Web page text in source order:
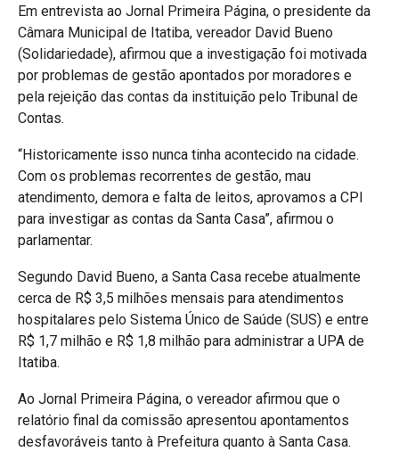
Em entrevista ao Jornal Primeira Página, o presidente da
Câmara Municipal de Itatiba, vereador David Bueno
(Solidariedade), afirmou que a investigação foi motivada
por problemas de gestão apontados por moradores e
pela rejeição das contas da instituição pelo Tribunal de
Contas.
“Historicamente isso nunca tinha acontecido na cidade.
Com os problemas recorrentes de gestão, mau
atendimento, demora e falta de leitos, aprovamos a CPI
para investigar as contas da Santa Casa”, afirmou o
parlamentar.
Segundo David Bueno, a Santa Casa recebe atualmente
cerca de R$ 3,5 milhões mensais para atendimentos
hospitalares pelo Sistema Único de Saúde (SUS) e entre
R$ 1,7 milhão e R$ 1,8 milhão para administrar a UPA de
Itatiba.
Ao Jornal Primeira Página, o vereador afirmou que o
relatório final da comissão apresentou apontamentos
desfavoráveis tanto à Prefeitura quanto à Santa Casa.